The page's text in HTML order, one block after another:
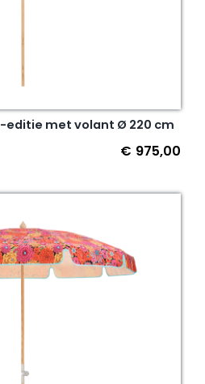
editie met volant Ø 220 cm
€ 975,00